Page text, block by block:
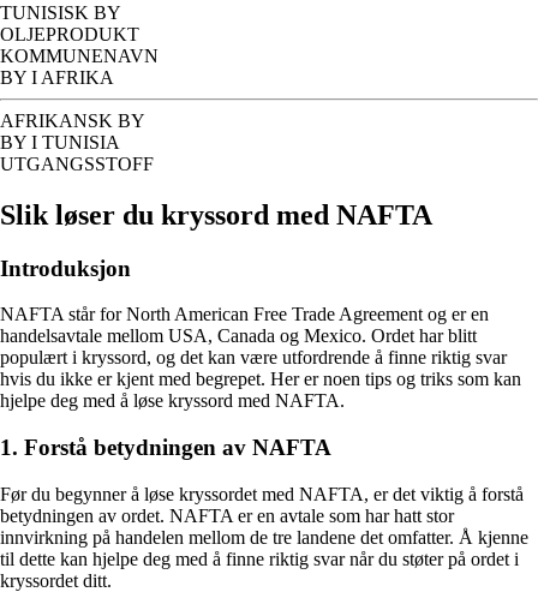
TUNISISK BY
OLJEPRODUKT
KOMMUNENAVN
BY I AFRIKA
AFRIKANSK BY
BY I TUNISIA
UTGANGSSTOFF
Slik løser du kryssord med NAFTA
Introduksjon
NAFTA står for North American Free Trade Agreement og er en
handelsavtale mellom USA, Canada og Mexico. Ordet har blitt
populært i kryssord, og det kan være utfordrende å finne riktig svar
hvis du ikke er kjent med begrepet. Her er noen tips og triks som kan
hjelpe deg med å løse kryssord med NAFTA.
1. Forstå betydningen av NAFTA
Før du begynner å løse kryssordet med NAFTA, er det viktig å forstå
betydningen av ordet. NAFTA er en avtale som har hatt stor
innvirkning på handelen mellom de tre landene det omfatter. Å kjenne
til dette kan hjelpe deg med å finne riktig svar når du støter på ordet i
kryssordet ditt.